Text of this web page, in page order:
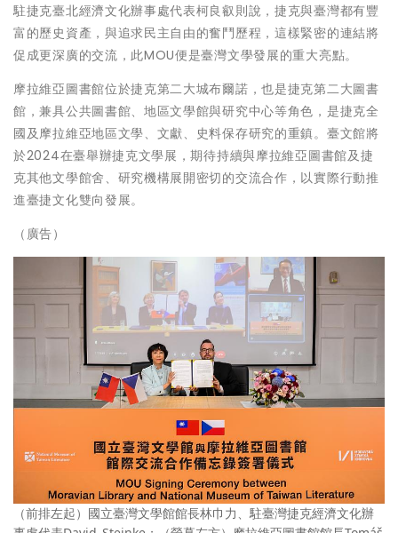
駐捷克臺北經濟文化辦事處代表柯良叡則說，捷克與臺灣都有豐
富的歷史資產，與追求民主自由的奮鬥歷程，這樣緊密的連結將
促成更深廣的交流，此MOU便是臺灣文學發展的重大亮點。
摩拉維亞圖書館位於捷克第二大城布爾諾，也是捷克第二大圖書
館，兼具公共圖書館、地區文學館與研究中心等角色，是捷克全
國及摩拉維亞地區文學、文獻、史料保存研究的重鎮。臺文館將
於2024在臺舉辦捷克文學展，期待持續與摩拉維亞圖書館及捷
克其他文學館舍、研究機構展開密切的交流合作，以實際行動推
進臺捷文化雙向發展。
（廣告）
（前排左起）國立臺灣文學館館長林巾力、駐臺灣捷克經濟文化辦